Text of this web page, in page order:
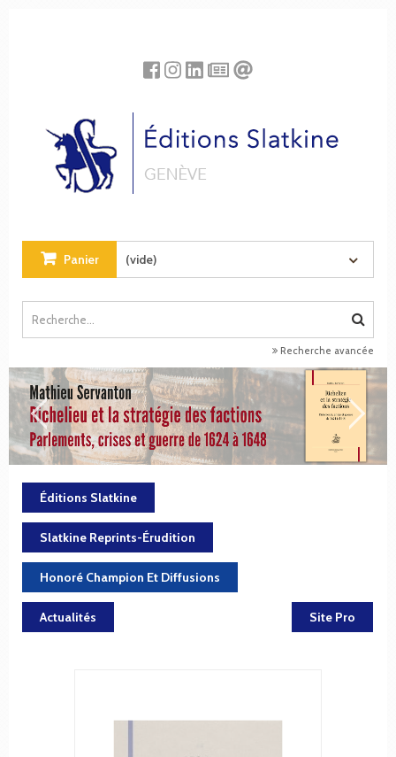
Panier (vide)
Recherche avancée
Éditions Slatkine
Slatkine Reprints-Érudition
Honoré Champion Et Diffusions
Actualités Site Pro